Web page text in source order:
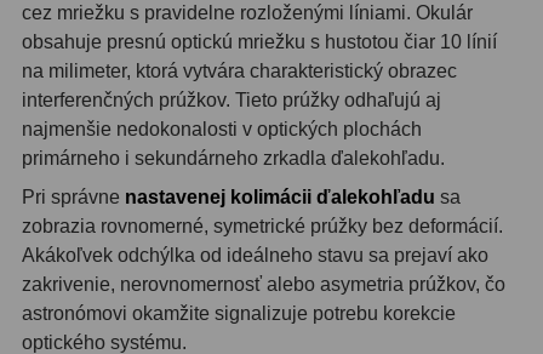
Farebné 66
Astro príslušenstvo175
Redukcia 1,25" a 2"17
Okulárové výťahy a ostrenie1
Hľadáčiky25
Binohlavy 3
cez mriežku s pravidelne rozloženými líniami. Okulár
obsahuje presnú optickú mriežku s hustotou čiar 10 línií
na milimeter, ktorá vytvára charakteristický obrazec
interferenčných prúžkov. Tieto prúžky odhaľujú aj
najmenšie nedokonalosti v optických plochách
primárneho i sekundárneho zrkadla ďalekohľadu.
Pri správne nastavenej kolimácii ďalekohľadu sa
zobrazia rovnomerné, symetrické prúžky bez deformácií.
Akákoľvek odchýlka od ideálneho stavu sa prejaví ako
zakrivenie, nerovnomernosť alebo asymetria prúžkov, čo
astronómovi okamžite signalizuje potrebu korekcie
optického systému.